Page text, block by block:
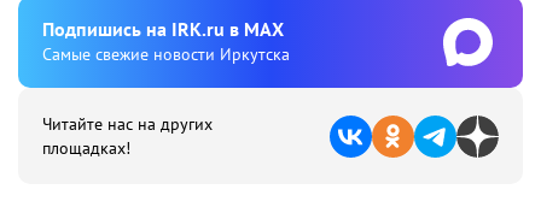
Подпишиcь на IRK.ru в MAX
Cамые свежие новости Иркутска
Читайте нас на других
площадках!